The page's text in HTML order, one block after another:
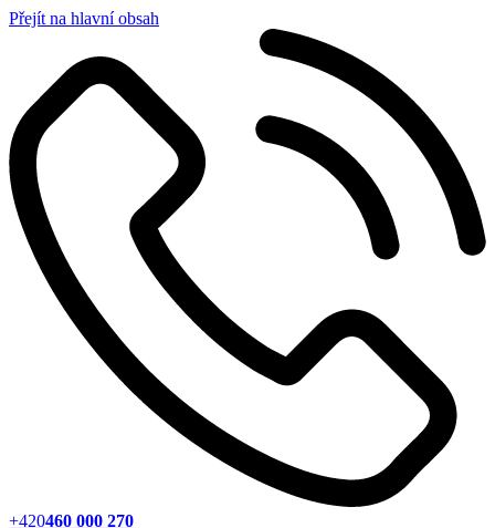
Přejít na hlavní obsah
+420460 000 270